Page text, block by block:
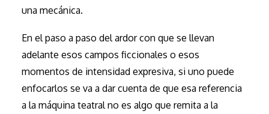
una mecánica.
En el paso a paso del ardor con que se llevan
adelante esos campos ficcionales o esos
momentos de intensidad expresiva, si uno puede
enfocarlos se va a dar cuenta de que esa referencia
a la máquina teatral no es algo que remita a la